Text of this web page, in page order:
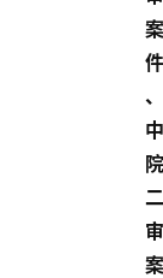
案
件
、
中
院
二
审
案